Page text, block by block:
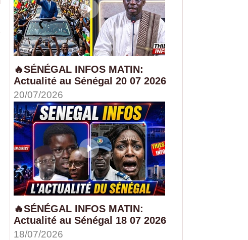
🔥SÉNÉGAL INFOS MATIN:
Actualité au Sénégal 20 07 2026
20/07/2026
🔥SÉNÉGAL INFOS MATIN:
Actualité au Sénégal 18 07 2026
18/07/2026